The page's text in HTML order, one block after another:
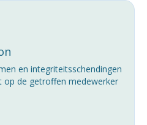
en integriteitsschendingen
op de getroffen medewerker